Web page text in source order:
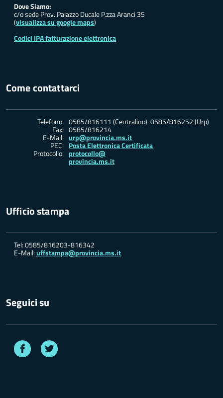
Dove Siamo:
c/o sede Prov. Palazzo Ducale P.zza Aranci 35
(visualizza su google maps)
Codici IPA fatturazione elettronica
Come contattarci
Telefono: 0585/816111 (Centralino) 0585/816252 (Urp)
Fax: 0585/816214
E-Mail: urp@provincia.ms.it
PEC: Posta Elettronica Certificata
Protocollo: protocollo@
provincia.ms.it
Ufficio stampa
Tel: 0585/816203-816342
E-Mail:uffstampa@provincia.ms.it
Seguici su
Facebook